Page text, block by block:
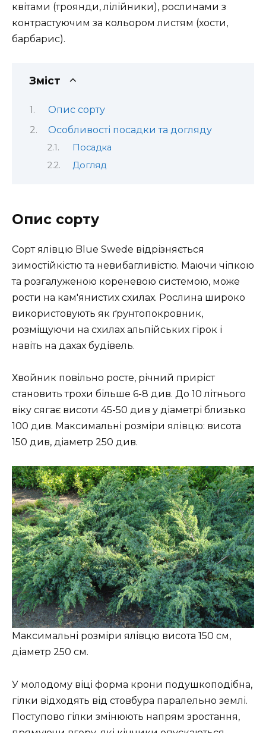
квітами (троянди, лілійники), рослинами з
контрастуючим за кольором листям (хости,
барбарис).
Зміст
Опис сорту
Особливості посадки та догляду
Посадка
Догляд
Опис сорту
Сорт ялівцю Blue Swede відрізняється
зимостійкістю та невибагливістю. Маючи чіпкою
та розгалуженою кореневою системою, може
рости на кам'янистих схилах. Рослина широко
використовують як ґрунтопокровник,
розміщуючи на схилах альпійських гірок і
навіть на дахах будівель.
Хвойник повільно росте, річний приріст
становить трохи більше 6-8 див. До 10 літнього
віку сягає висоти 45-50 див у діаметрі близько
100 див. Максимальні розміри ялівцю: висота
150 див, діаметр 250 див.
Максимальні розміри ялівцю висота 150 см,
діаметр 250 см.
У молодому віці форма крони подушкоподібна,
гілки відходять від стовбура паралельно землі.
Поступово гілки змінюють напрям зростання,